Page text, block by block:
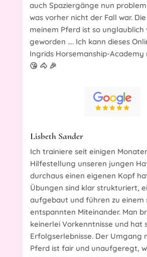
auch Spaziergänge nun
was vorher nicht der Fall war.
meinem Pferd ist so unglaublich
geworden …. Ich kann dieses
Ingrids Horsemanship-
😘 🐴 🎉
Lisbeth Sander
Ich trainiere seit einigen
Hilfestellung unseren jungen
durchaus einen eigenen Kopf
Übungen sind klar strukturiert,
aufgebaut und führen zu einem
entspannten Miteinander. Man
keinerlei Vorkenntnisse und hat
Erfolgserlebnisse. Der Umgang
Pferd ist fair und unaufgeregt,